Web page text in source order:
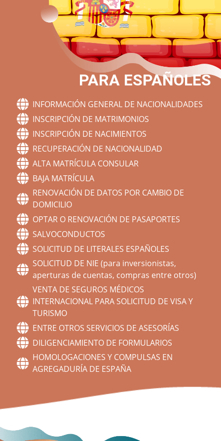
PARA ESPAÑOLES
INFORMACIÓN GENERAL DE NACIONALIDADES
INSCRIPCIÓN DE MATRIMONIOS
INSCRIPCIÓN DE NACIMIENTOS
RECUPERACIÓN DE NACIONALIDAD
ALTA MATRÍCULA CONSULAR
BAJA MATRÍCULA
RENOVACIÓN DE DATOS POR CAMBIO DE
DOMICILIO
OPTAR O RENOVACIÓN DE PASAPORTES
SALVOCONDUCTOS
SOLICITUD DE LITERALES ESPAÑOLES
SOLICITUD DE NIE (para inversionistas,
aperturas de cuentas, compras entre otros)
VENTA DE SEGUROS MÉDICOS
INTERNACIONAL PARA SOLICITUD DE VISA Y
TURISMO
ENTRE OTROS SERVICIOS DE ASESORÍAS
DILIGENCIAMIENTO DE FORMULARIOS
HOMOLOGACIONES Y COMPULSAS EN
AGREGADURÍA DE ESPAÑA